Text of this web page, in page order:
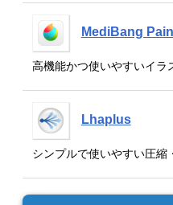
MediBang
高機能かつ使いやすいイラ
Lhaplus
シンプルで使いやすい圧縮